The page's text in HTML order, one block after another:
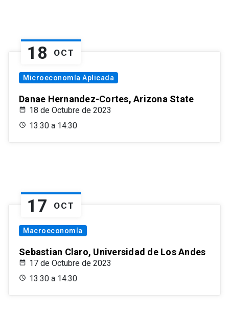
18 OCT
Microeconomía Aplicada
Danae Hernandez-Cortes, Arizona State
18 de Octubre de 2023
13:30 a 14:30
17 OCT
Macroeconomía
Sebastian Claro, Universidad de Los Andes
17 de Octubre de 2023
13:30 a 14:30